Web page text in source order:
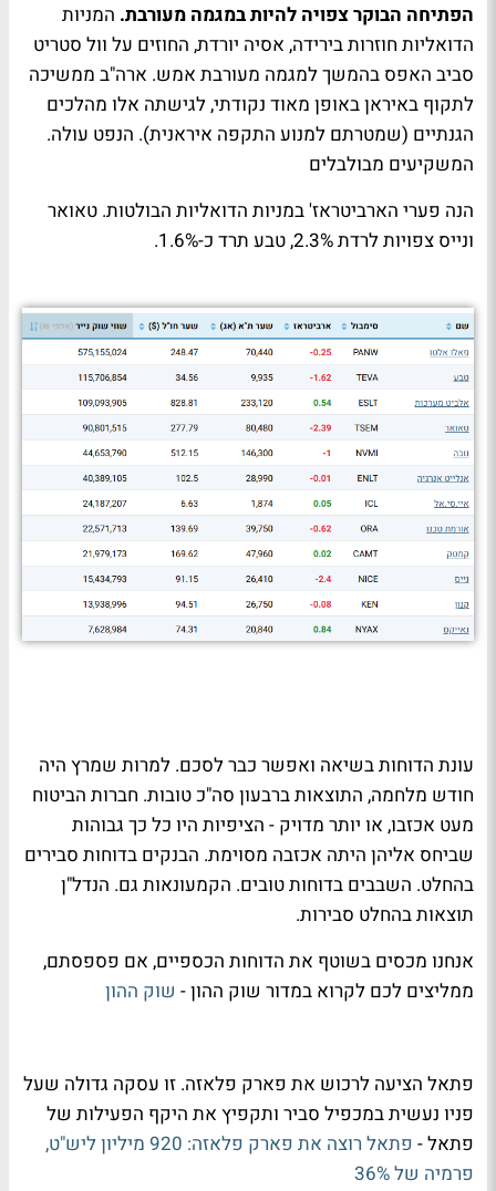
הפתיחה הבוקר צפויה להיות במגמה מעורבת. המניות
הדואליות חוזרות בירידה, אסיה יורדת, החוזים על וול סטריט
סביב האפס בהמשך למגמה מעורבת אמש. ארה"ב ממשיכה
לתקוף באיראן באופן מאוד נקודתי, לגישתה אלו מהלכים
הגנתיים (שמטרתם למנוע התקפה איראנית). הנפט עולה.
המשקיעים מבולבלים
הנה פערי הארביטראז' במניות הדואליות הבולטות. טאואר
ונייס צפויות לרדת 2.3%, טבע תרד כ-1.6%.
עונת הדוחות בשיאה ואפשר כבר לסכם. למרות שמרץ היה
חודש מלחמה, התוצאות ברבעון סה"כ טובות. חברות הביטוח
מעט אכזבו, או יותר מדויק - הציפיות היו כל כך גבוהות
שביחס אליהן היתה אכזבה מסוימת. הבנקים בדוחות סבירים
בהחלט. השבבים בדוחות טובים. הקמעונאות גם. הנדל"ן
תוצאות בהחלט סבירות.
אנחנו מכסים בשוטף את הדוחות הכספיים, אם פספסתם,
ממליצים לכם לקרוא במדור שוק ההון - שוק ההון
פתאל הציעה לרכוש את פארק פלאזה. זו עסקה גדולה שעל
פניו נעשית במכפיל סביר ותקפיץ את היקף הפעילות של
פתאל -
פתאל רוצה את פארק פלאזה: 920 מיליון ליש"ט,
פרמיה של 36%